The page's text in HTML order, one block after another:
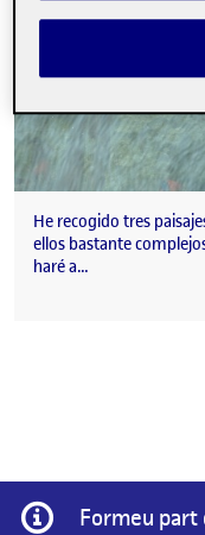
He recogido tres
ellos bastante
haré a…
Informació
Formeu part